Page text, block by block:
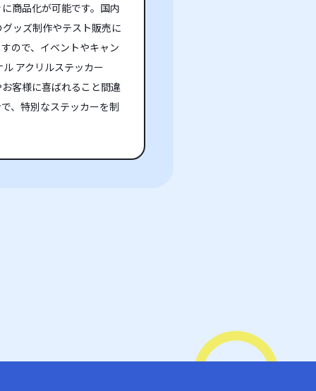
商品化が可能です。国内
ッズ制作やテスト販売に
ので、イベントやキャン
アクリルステッカー
客様に喜ばれること間違
、特別なステッカーを制